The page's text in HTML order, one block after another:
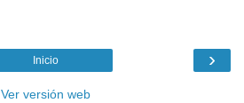
›
Inicio
Ver versión web